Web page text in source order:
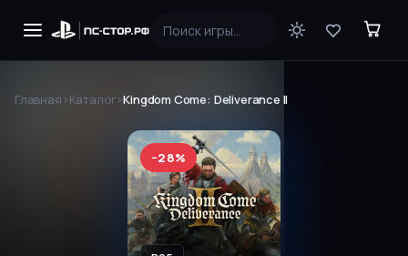
Главная ›Каталог›Kingdom Come: Deliverance II
−28%